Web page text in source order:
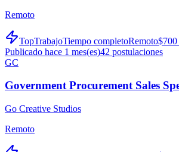
Remoto
TopTrabajoTiempo completoRemoto
Publicado hace 1 mes(es)42 postulaciones
GC
Government Procurement Sales
Go Creative Studios
Remoto